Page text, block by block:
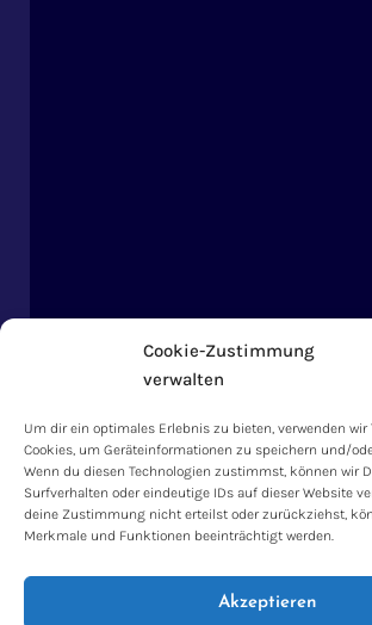
Cookie-Zustimmung
verwalten
Um dir ein optimales Erlebnis zu bieten, verwenden wir
Cookies, um Geräteinformationen zu speichern und/
Wenn du diesen Technologien zustimmst, können wir
Surfverhalten oder eindeutige IDs auf dieser Website
deine Zustimmung nicht erteilst oder zurückziehst,
Merkmale und Funktionen beeinträchtigt werden.
Akzeptieren
Impressum &